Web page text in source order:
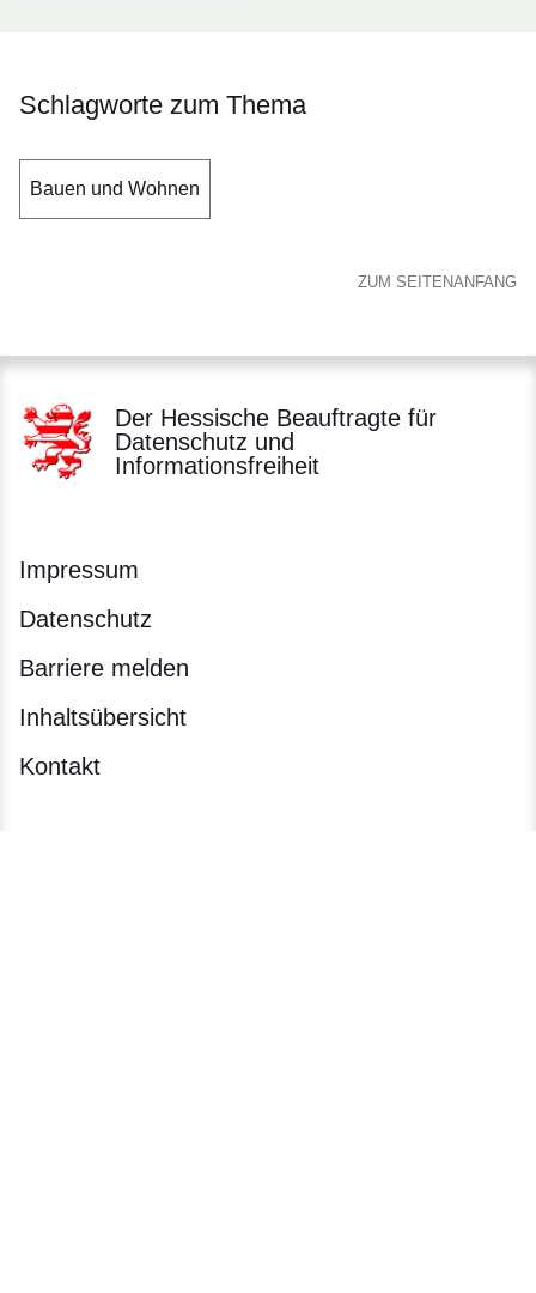
Schlagworte zum Thema
Bauen und Wohnen
ZUM SEITENANFANG
Der Hessische Beauftragte für
Datenschutz und
Informationsfreiheit
Impressum
Datenschutz
Barriere melden
Inhaltsübersicht
Kontakt